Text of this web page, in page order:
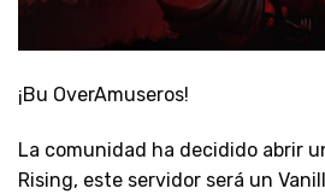
¡Bu OverAmuseros!
La comunidad ha decidido abrir
Rising, este servidor será un